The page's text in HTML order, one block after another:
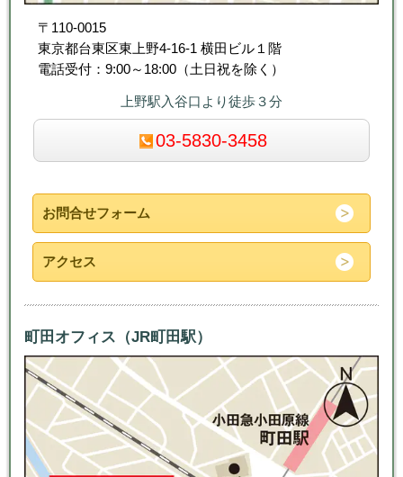
〒110-0015
東京都台東区東上野4-16-1 横田ビル１階
電話受付：9:00～18:00（土日祝を除く）
上野駅入谷口より徒歩３分
03-5830-3458
お問合せフォーム
アクセス
町田オフィス（JR町田駅）